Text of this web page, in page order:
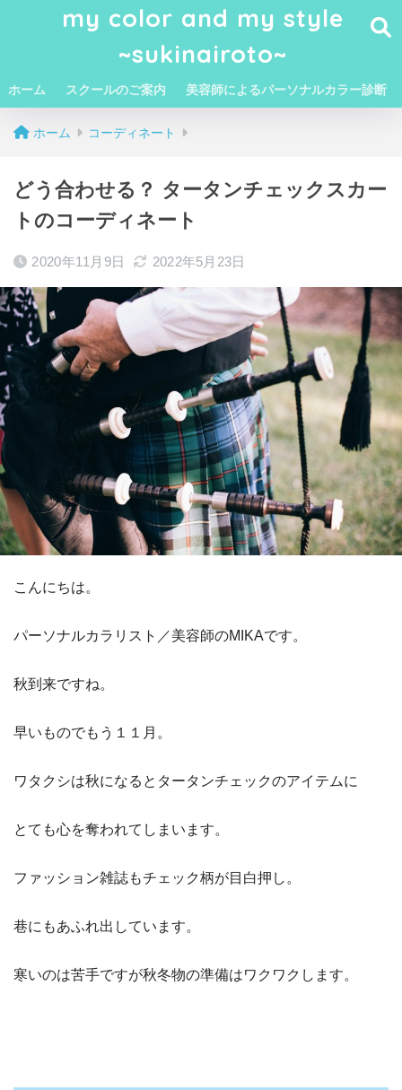
my color and my style
~sukinairoto~
ホーム スクールのご案内 美容師によるパーソナルカラー診断
ホーム コーディネート
どう合わせる？ タータンチェックスカー
トのコーディネート
2020年11月9日 2022年5月23日
こんにちは。
パーソナルカラリスト／美容師のMIKAです。
秋到来ですね。
早いものでもう１１月。
ワタクシは秋になるとタータンチェックのアイテムに
とても心を奪われてしまいます。
ファッション雑誌もチェック柄が目白押し。
巷にもあふれ出しています。
寒いのは苦手ですが秋冬物の準備はワクワクします。